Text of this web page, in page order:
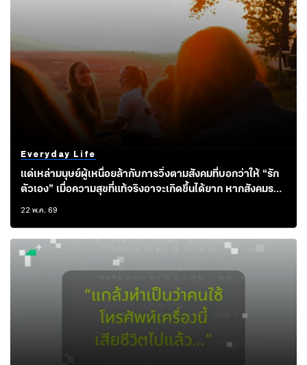
Everyday Life
แด่เหล่ามนุษย์ผู้เหนื่อยล้ากับการวิ่งตามสังคมที่บอกว่าให้ “รัก
ตัวเอง” เมื่อความสุขที่แท้จริงอาจะเกิดขึ้นได้ยาก หากสังคมรอบ
ข้างยังแตกสลาย
22 พ.ค. 69